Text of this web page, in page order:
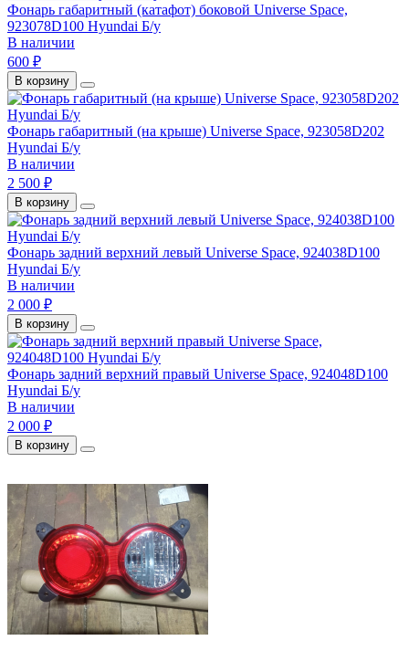
Фонарь габаритный (катафот) боковой Universe Space,
923078D100 Hyundai Б/у
В наличии
600 ₽
В корзину
Фонарь габаритный (на крыше) Universe Space, 923058D202
Hyundai Б/у
В наличии
2 500 ₽
В корзину
Фонарь задний верхний левый Universe Space, 924038D100
Hyundai Б/у
В наличии
2 000 ₽
В корзину
Фонарь задний верхний правый Universe Space, 924048D100
Hyundai Б/у
В наличии
2 000 ₽
В корзину